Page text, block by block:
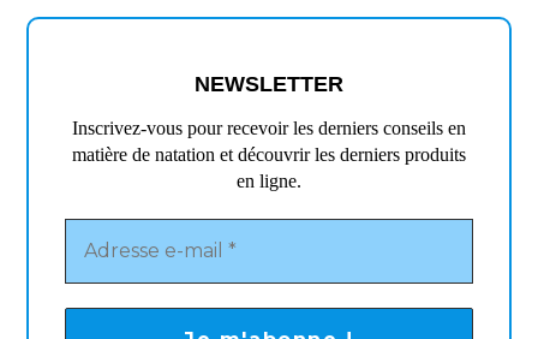
dans
dans
dans
nouvel
dans
nouvel
NEWSLETTER
Inscrivez-vous pour recevoir les derniers conseils en
matière de natation et découvrir les derniers produits
en ligne.